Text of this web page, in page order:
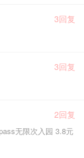
3回复
3回复
2回复
无限次入园 3.8元